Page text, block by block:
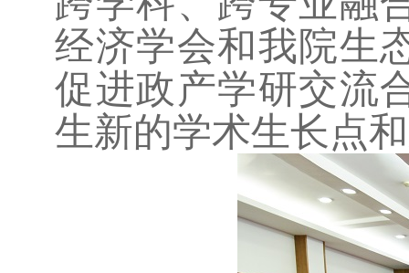
经济学会和我院生
促进政产学研交流
生新的学术生长点